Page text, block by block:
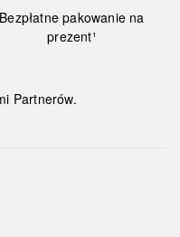
Bezpłatne pakowanie na
prezent¹
Partnerów.